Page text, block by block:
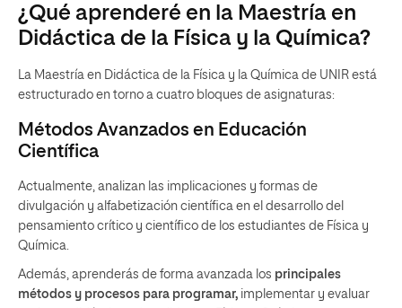
¿Qué aprenderé en la Maestría en
Didáctica de la Física y la Química?
La Maestría en Didáctica de la Física y la Química de UNIR está
estructurado en torno a cuatro bloques de asignaturas:
Métodos Avanzados en Educación
Científica
Actualmente, analizan las implicaciones y formas de
divulgación y alfabetización científica en el desarrollo del
pensamiento crítico y científico de los estudiantes de Física y
Química.
Además, aprenderás de forma avanzada los principales
métodos y procesos para programar, implementar y evaluar